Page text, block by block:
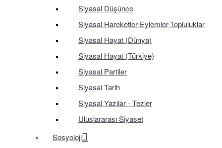
Siyasal Düşünce
Siyasal Hareketler-Eylemler-Topluluklar
Siyasal Hayat (Dünya)
Siyasal Hayat (Türkiye)
Siyasal Partiler
Siyasal Tarih
Siyasal Yazılar - Tezler
Uluslararası Siyaset
Sosyoloji